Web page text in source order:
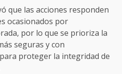
que las acciones responden
ocasionados por
por lo que se prioriza la
seguras y con
proteger la integridad de